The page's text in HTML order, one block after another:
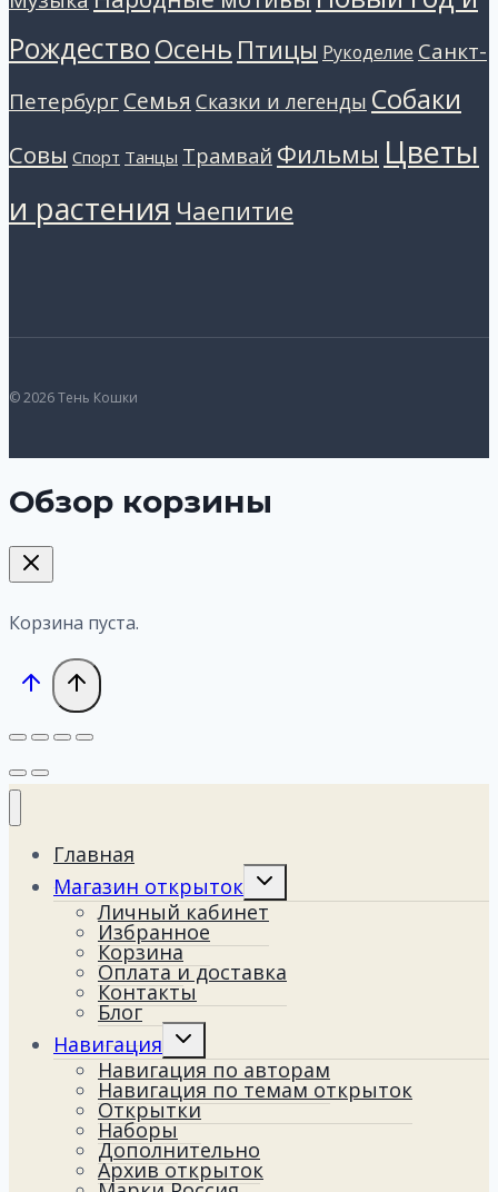
РождествоОсень Птицы Рукоделие Санкт-
ПетербургСемья Сказки и легенды Собаки
Совы Спорт Танцы Трамвай Фильмы Цветы
и растения Чаепитие
© 2026 Тень Кошки
Обзор корзины
Корзина пуста.
Главная
Магазин открыток
Переключить
меню
Личный кабинет
Избранное
Корзина
Оплата и доставка
Контакты
Блог
Навигация
Переключить
меню
Навигация по авторам
Навигация по темам открыток
Открытки
Наборы
Дополнительно
Архив открыток